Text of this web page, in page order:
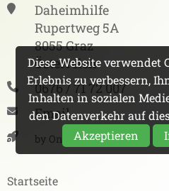
Diese Website verwendet
Erlebnis zu verbessern,
Inhalten in sozialen
den Datenverkehr auf
Akzeptieren
Daheimhilfe
Rupertweg 5A
8055 Graz
Österreich
0676 / 71 72 007
Email
by Online Raketen
Startseite